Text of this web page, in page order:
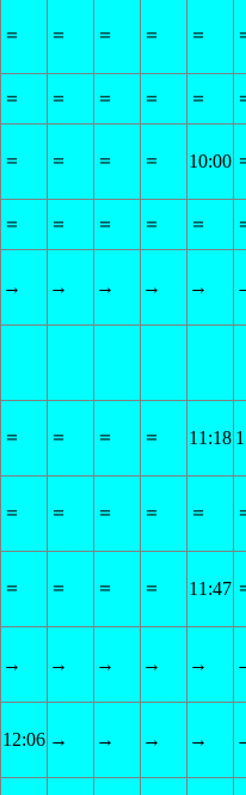
＝ ＝ ＝ ＝ ＝
＝ ＝ ＝ ＝ ＝
＝ ＝ ＝ ＝ 10:00
＝ ＝ ＝ ＝ ＝
→ → → → →
＝ ＝ ＝ ＝ 11:18
＝ ＝ ＝ ＝ ＝
＝ ＝ ＝ ＝ 11:47
→ → → → →
12:06 → → → →